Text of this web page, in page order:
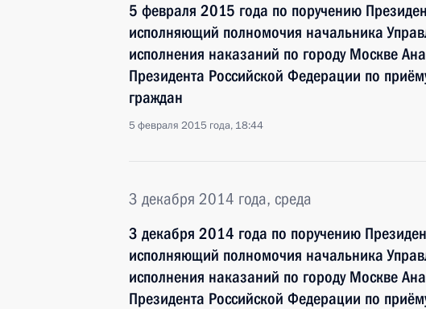
5 февраля 2015 года по поручению
исполняющий полномочия начальника
исполнения наказаний по городу Москве
Президента Российской Федерации по
граждан
5 февраля 2015 года, 18:44
3 декабря 2014 года, среда
3 декабря 2014 года по поручению
исполняющий полномочия начальника
исполнения наказаний по городу Москве
Президента Российской Федерации по